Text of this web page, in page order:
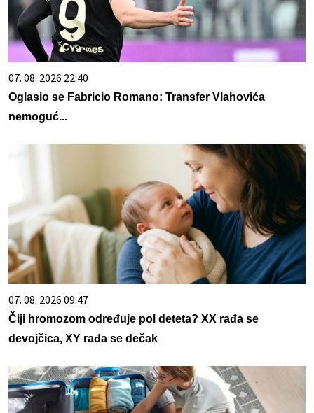
07. 08. 2026 22:40
Oglasio se Fabricio Romano: Transfer Vlahovića
nemoguć...
07. 08. 2026 09:47
Čiji hromozom određuje pol deteta? XX rađa se
devojčica, XY rađa se dečak